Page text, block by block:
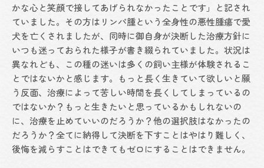
かな心と笑顔で接してあげられなかったことです」と記され
ていました。その方はリンパ腫という全身性の悪性腫瘍で愛
犬を亡くされましたが、同時に御自身が決断した治療方針に
いつも迷っておられた様子が書き綴られていました。状況は
異なれども、この種の迷いは多くの飼い主様が体験されるこ
とではないかと感じます。もっと長く生きていて欲しいと願
う反面、治療によって苦しい時間を長くしてしまっているの
ではないか？もっと生きたいと思っているかもしれないの
に、治療を止めていいのだろうか？他の選択肢はなかったの
だろうか？全てに納得して決断を下すことはやはり難しく、
後悔を減らすことはできてもゼロにすることはできません。